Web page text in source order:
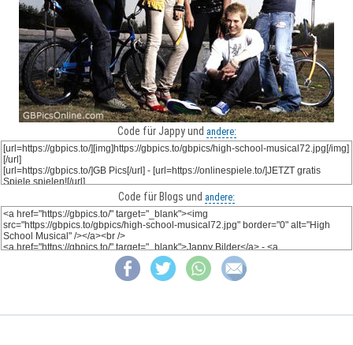
Code für Jappy und andere:
Code für Blogs und andere: